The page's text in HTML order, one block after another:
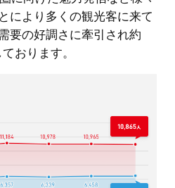
により多くの観光客に来て
要の好調さに牽引され約
おります。